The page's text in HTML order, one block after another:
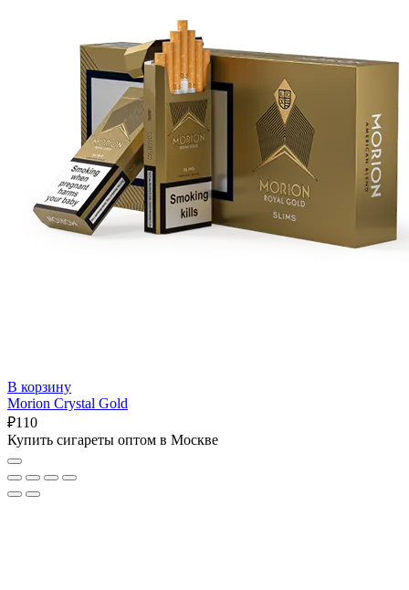
В корзину
Morion Crystal Gold
₽110
Купить сигареты оптом в Москве